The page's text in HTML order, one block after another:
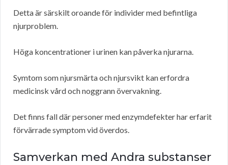
Detta är särskilt oroande för individer med befintliga
njurproblem.
Höga koncentrationer i urinen kan påverka njurarna.
Symtom som njursmärta och njursvikt kan erfordra
medicinsk vård och noggrann övervakning.
Det finns fall där personer med enzymdefekter har erfarit
förvärrade symptom vid överdos.
Samverkan med Andra substanser